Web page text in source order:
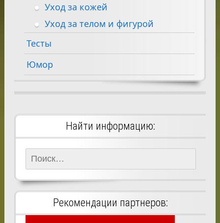
Уход за кожей
Уход за телом и фигурой
Тесты
Юмор
Найти информацию:
Найти:
Рекомендации партнеров: